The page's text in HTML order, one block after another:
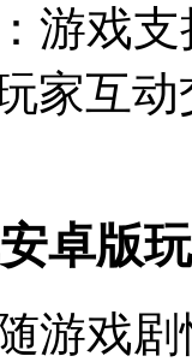
游戏
家互
卓版
游戏